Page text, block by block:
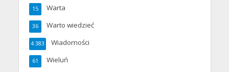
Warta
15
Warto wiedzieć
36
Wiadomości
4 383
Wieluń
61